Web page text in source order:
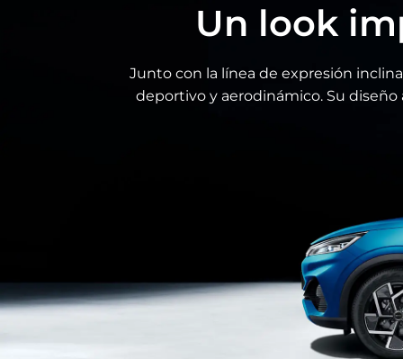
Sistema de bomba de calor
eficiencia (de serie)
Un look
Junto con la línea de expresión
deportivo y aerodinámico. Su